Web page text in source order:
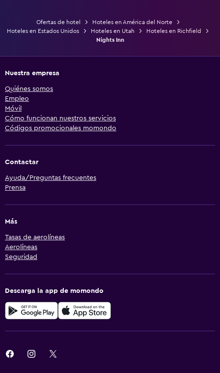
Ofertas de hotel
Hoteles en América del Norte
Hoteles en Estados Unidos
Hoteles en Utah
Hoteles en Richfield
Nights Inn
Nuestra empresa
Quiénes somos
Empleo
Móvil
Cómo funcionan nuestros servicios
Códigos promocionales momondo
Contactar
Ayuda/Preguntas frecuentes
Prensa
Más
Tasas de aerolíneas
Aerolíneas
Seguridad
Descarga la app de momondo